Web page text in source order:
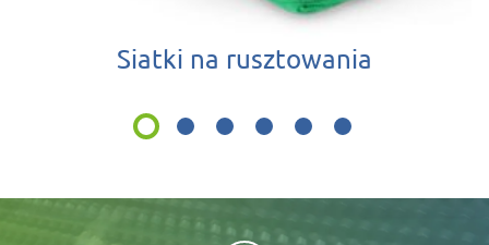
Siatki na rusztowania